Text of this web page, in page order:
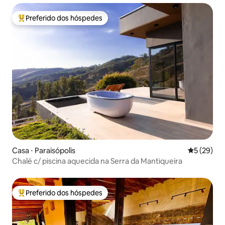
Entre os melhores preferidos dos hóspedes
Preferido dos hóspedes
Casa ⋅ Paraisópolis 5 de uma
5 (29)
Chalé c/ piscina aquecida na Serra da Mantiqueira
Entre os melhores preferidos dos hóspedes
Preferido dos hóspedes